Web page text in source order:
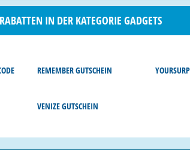
IN DER KATEGORIE GADGETS
REMEMBER GUTSCHEIN
VENIZE GUTSCHEIN